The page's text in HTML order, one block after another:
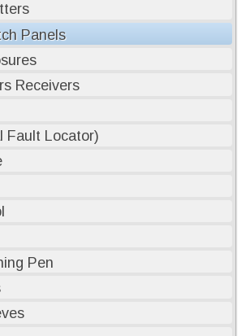
Panels
Receivers
Fault Locator)
Pen